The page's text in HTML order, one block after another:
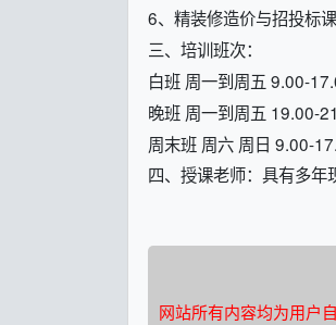
6、精装修造价与招投标课
三、培训班次：
白班 周一到周五 9.00-
晚班 周一到周五 19.00-
周末班 周六 周日 9.00-
四、授课老师：具有多年
网站所有内容均为用户